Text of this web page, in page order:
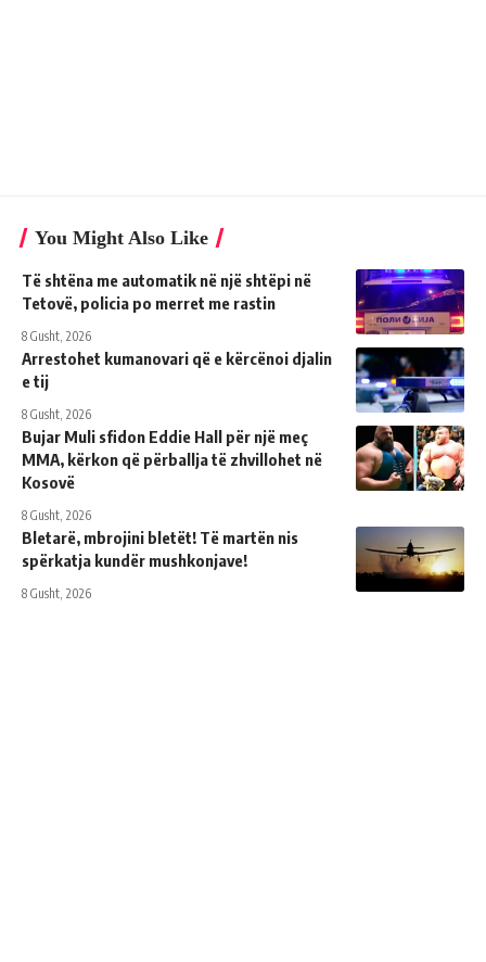
You Might Also Like
Të shtëna me automatik në një shtëpi në
Tetovë, policia po merret me rastin
8 Gusht, 2026
Arrestohet kumanovari që e kërcënoi djalin
e tij
8 Gusht, 2026
Bujar Muli sfidon Eddie Hall për një meç
MMA, kërkon që përballja të zhvillohet në
Kosovë
8 Gusht, 2026
Bletarë, mbrojini bletët! Të martën nis
spërkatja kundër mushkonjave!
8 Gusht, 2026